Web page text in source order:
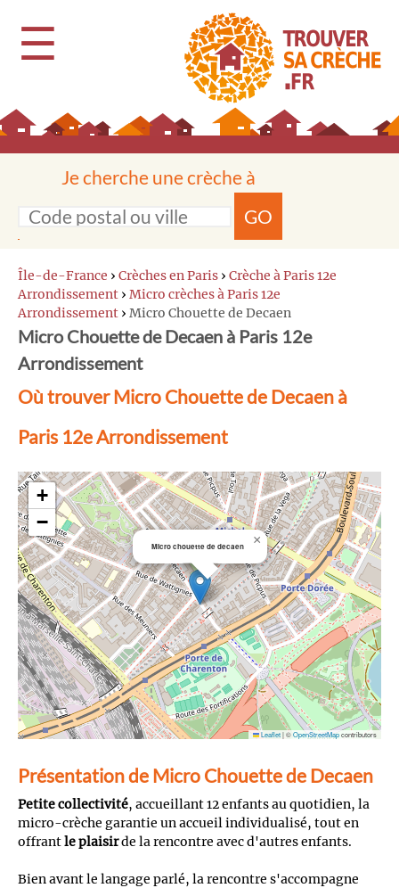
☰
Je cherche une crèche à
GO
Île-de-France › Crèches en Paris › Crèche à Paris 12e
Arrondissement › Micro crèches à Paris 12e
Arrondissement › Micro Chouette de Decaen
Micro Chouette de Decaen à Paris 12e
Arrondissement
Où trouver Micro Chouette de Decaen à
Paris 12e Arrondissement
Micro chouette de decaen ×
+
−
Leaflet|©OpenStreetMapcontributors
Présentation de Micro Chouette de Decaen
Petite collectivité, accueillant 12 enfants au quotidien, la
micro-crèche garantie un accueil individualisé, tout en
offrantle plaisirde la rencontre avec d'autres enfants.
Bien avant le langage parlé, la rencontre s'accompagne